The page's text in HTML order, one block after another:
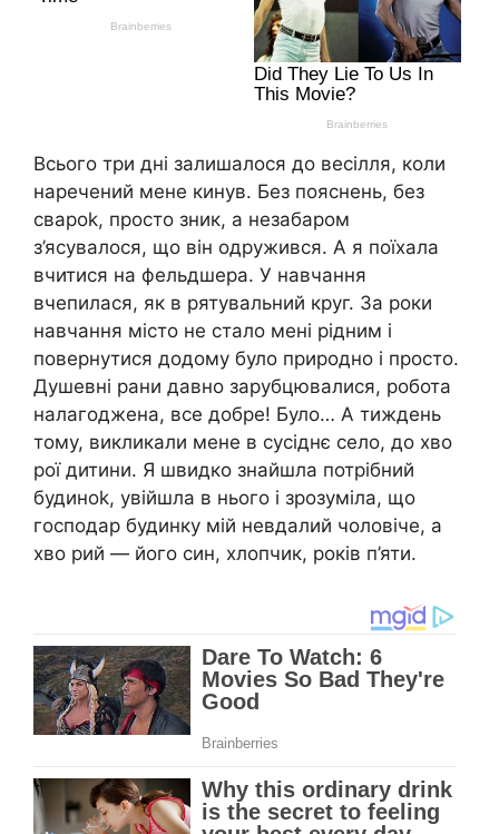
Всього три дні залишалося до весілля, коли
наречений мене кинув. Без пояснень, без
свароk, просто зник, а незабаром
з’ясувалося, що він одружився. А я поїхала
вчитися на фельдшера. У навчання
вчепилася, як в рятувальний круг. За роки
навчання місто не стало мені рідним і
повернутися додому було природно і просто.
Душевні рани давно зарубцювалися, робота
налагоджена, все добре! Було… А тиждень
тому, викликали мене в сусіднє село, до хво
рої дитини. Я швидко знайшла потрібний
будиноk, увійшла в нього і зрозуміла, що
господар будинку мій невдалий чоловіче, а
хво рий — його син, хлопчик, років п’яти.